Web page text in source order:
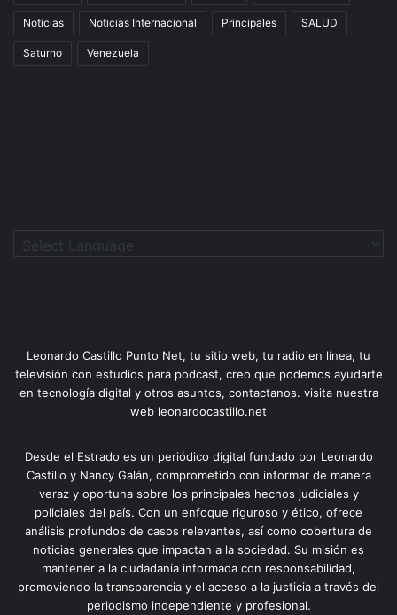
Noticias Noticias Internacional Principales SALUD
Saturno Venezuela
Leonardo Castillo Punto Net, tu sitio web, tu radio en línea, tu
televisión con estudios para podcast, creo que podemos ayudarte
en tecnología digital y otros asuntos, contactanos. visita nuestra
web leonardocastillo.net
Desde el Estrado es un periódico digital fundado por Leonardo
Castillo y Nancy Galán, comprometido con informar de manera
veraz y oportuna sobre los principales hechos judiciales y
policiales del país. Con un enfoque riguroso y ético, ofrece
análisis profundos de casos relevantes, así como cobertura de
noticias generales que impactan a la sociedad. Su misión es
mantener a la ciudadanía informada con responsabilidad,
promoviendo la transparencia y el acceso a la justicia a través del
periodismo independiente y profesional.